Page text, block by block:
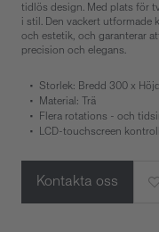
tidlös design. Med plats för
i stil. Den vackert utformade
och estetik, och garanterar
precision och elegans.
Storlek: Bredd 300 x
Material: Trä
Flera rotations - och
LCD-touchscreen
Kontakta oss